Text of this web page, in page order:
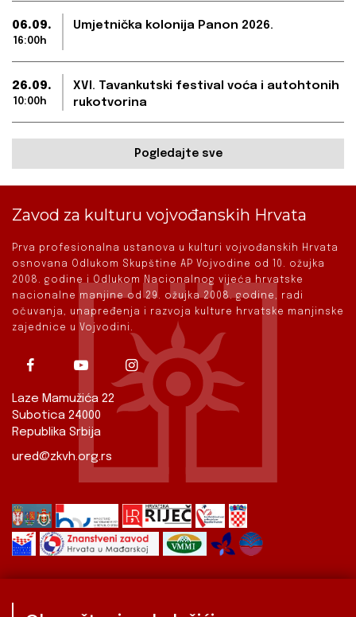
06.09.
16:00h
Umjetnička kolonija Panon 2026.
26.09.
10:00h
XVI. Tavankutski festival voća i autohtonih
rukotvorina
Pogledajte sve
Zavod za kulturu vojvođanskih Hrvata
Prva profesionalna ustanova u kulturi vojvođanskih Hrvata
osnovana Odlukom Skupštine AP Vojvodine od 10. ožujka
2008. godine i Odlukom Nacionalnog vijeća hrvatske
nacionalne manjine od 29. ožujka 2008. godine, radi
očuvanja, unapređenja i razvoja kulture hrvatske manjinske
zajednice u Vojvodini.
Laze Mamužića 22
Subotica 24000
Republika Srbija
ured@zkvh.org.rs